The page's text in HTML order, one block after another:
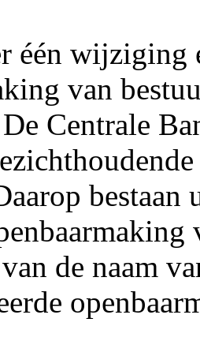
één wijziging
van
Centrale
de naam